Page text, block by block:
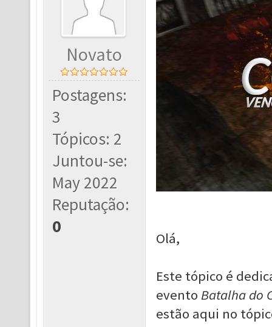
Novato
Postagens:
3
Tópicos: 2
Juntou-se:
May 2022
Reputação:
0
Olá,
Este tópico é
evento Batalha do
estão aqui no